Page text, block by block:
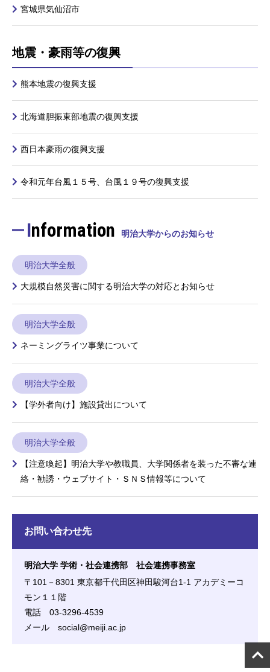
宮城県気仙沼市
地震・豪雨等の復興
熊本地震の復興支援
北海道胆振東部地震の復興支援
西日本豪雨の復興支援
令和元年台風１５号、台風１９号の復興支援
Information 明治大学からのお知らせ
明治大学全般
大規模自然災害に関する明治大学の対応とお知らせ
明治大学全般
ネーミングライツ事業について
明治大学全般
【学外者向け】施設貸出について
明治大学全般
【注意喚起】明治大学や教職員、大学関係者を装った不審な連
絡・勧誘・ウェブサイト・ＳＮＳ情報等について
お問い合わせ先
明治大学 学術・社会連携部 社会連携事務室
〒101－8301 東京都千代田区神田駿河台1-1 アカデミーコ
モン１１階
電話 03-3296-4539
メール social@meiji.ac.jp